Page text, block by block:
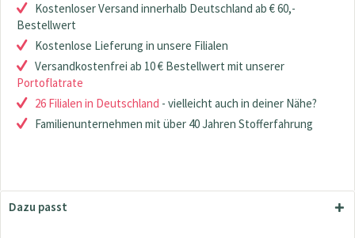
Kostenloser Versand innerhalb Deutschland ab € 60,-
Bestellwert
Kostenlose Lieferung in unsere Filialen
Versandkostenfrei ab 10 € Bestellwert mit unserer
Portoflatrate
26 Filialen in Deutschland - vielleicht auch in deiner Nähe?
Familienunternehmen mit über 40 Jahren Stofferfahrung
Dazu passt